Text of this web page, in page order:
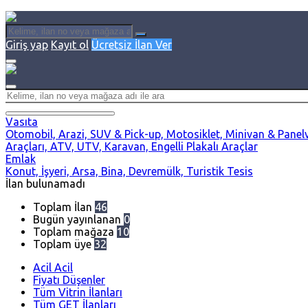
Giriş yap Kayıt ol Ücretsiz İlan Ver
Vasıta
Otomobil, Arazi, SUV & Pick-up, Motosiklet, Minivan &
Araçları, ATV, UTV, Karavan, Engelli Plakalı Araçlar
Emlak
Konut, İşyeri, Arsa, Bina, Devremülk, Turistik Tesis
İlan bulunamadı
Toplam İlan 46
Bugün yayınlanan 0
Toplam mağaza 10
Toplam üye 32
Acil Acil
Fiyatı Düşenler
Tüm Vitrin İlanları
Tüm GET İlanları